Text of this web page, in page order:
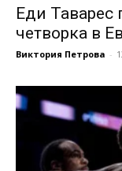
Еди Таварес
четворка в
Виктория Петрова -